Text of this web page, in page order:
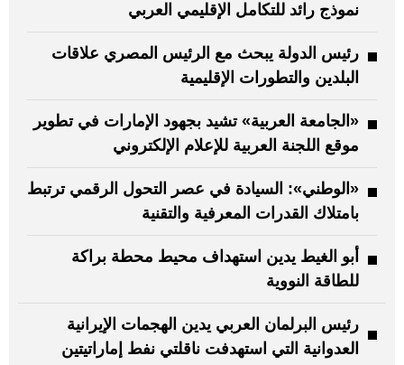
نموذج رائد للتكامل الإقليمي العربي
رئيس الدولة يبحث مع الرئيس المصري علاقات
البلدين والتطورات الإقليمية
«الجامعة العربية» تشيد بجهود الإمارات في تطوير
موقع اللجنة العربية للإعلام الإلكتروني
«الوطني»: السيادة في عصر التحول الرقمي ترتبط
بامتلاك القدرات المعرفية والتقنية
أبو الغيط يدين استهداف محيط محطة براكة
للطاقة النووية
رئيس البرلمان العربي يدين الهجمات الإيرانية
العدوانية التي استهدفت ناقلتي نفط إماراتيتين